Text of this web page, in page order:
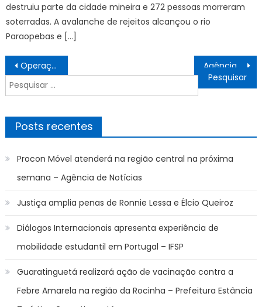
destruiu parte da cidade mineira e 272 pessoas morreram
soterradas. A avalanche de rejeitos alcançou o rio
Paraopebas e […]
Navegação
de
Post
Operação Integrar apreende cerca de 2 toneladas de drogas e mobiliza forças de segurança na região sudoeste do Estado – Prefeitura Municipal de Bonito
Pesquisar
por:
Posts recentes
Procon Móvel atenderá na região central na próxima
semana – Agência de Notícias
Justiça amplia penas de Ronnie Lessa e Élcio Queiroz
Diálogos Internacionais apresenta experiência de
mobilidade estudantil em Portugal – IFSP
Guaratinguetá realizará ação de vacinação contra a
Febre Amarela na região da Rocinha – Prefeitura Estância